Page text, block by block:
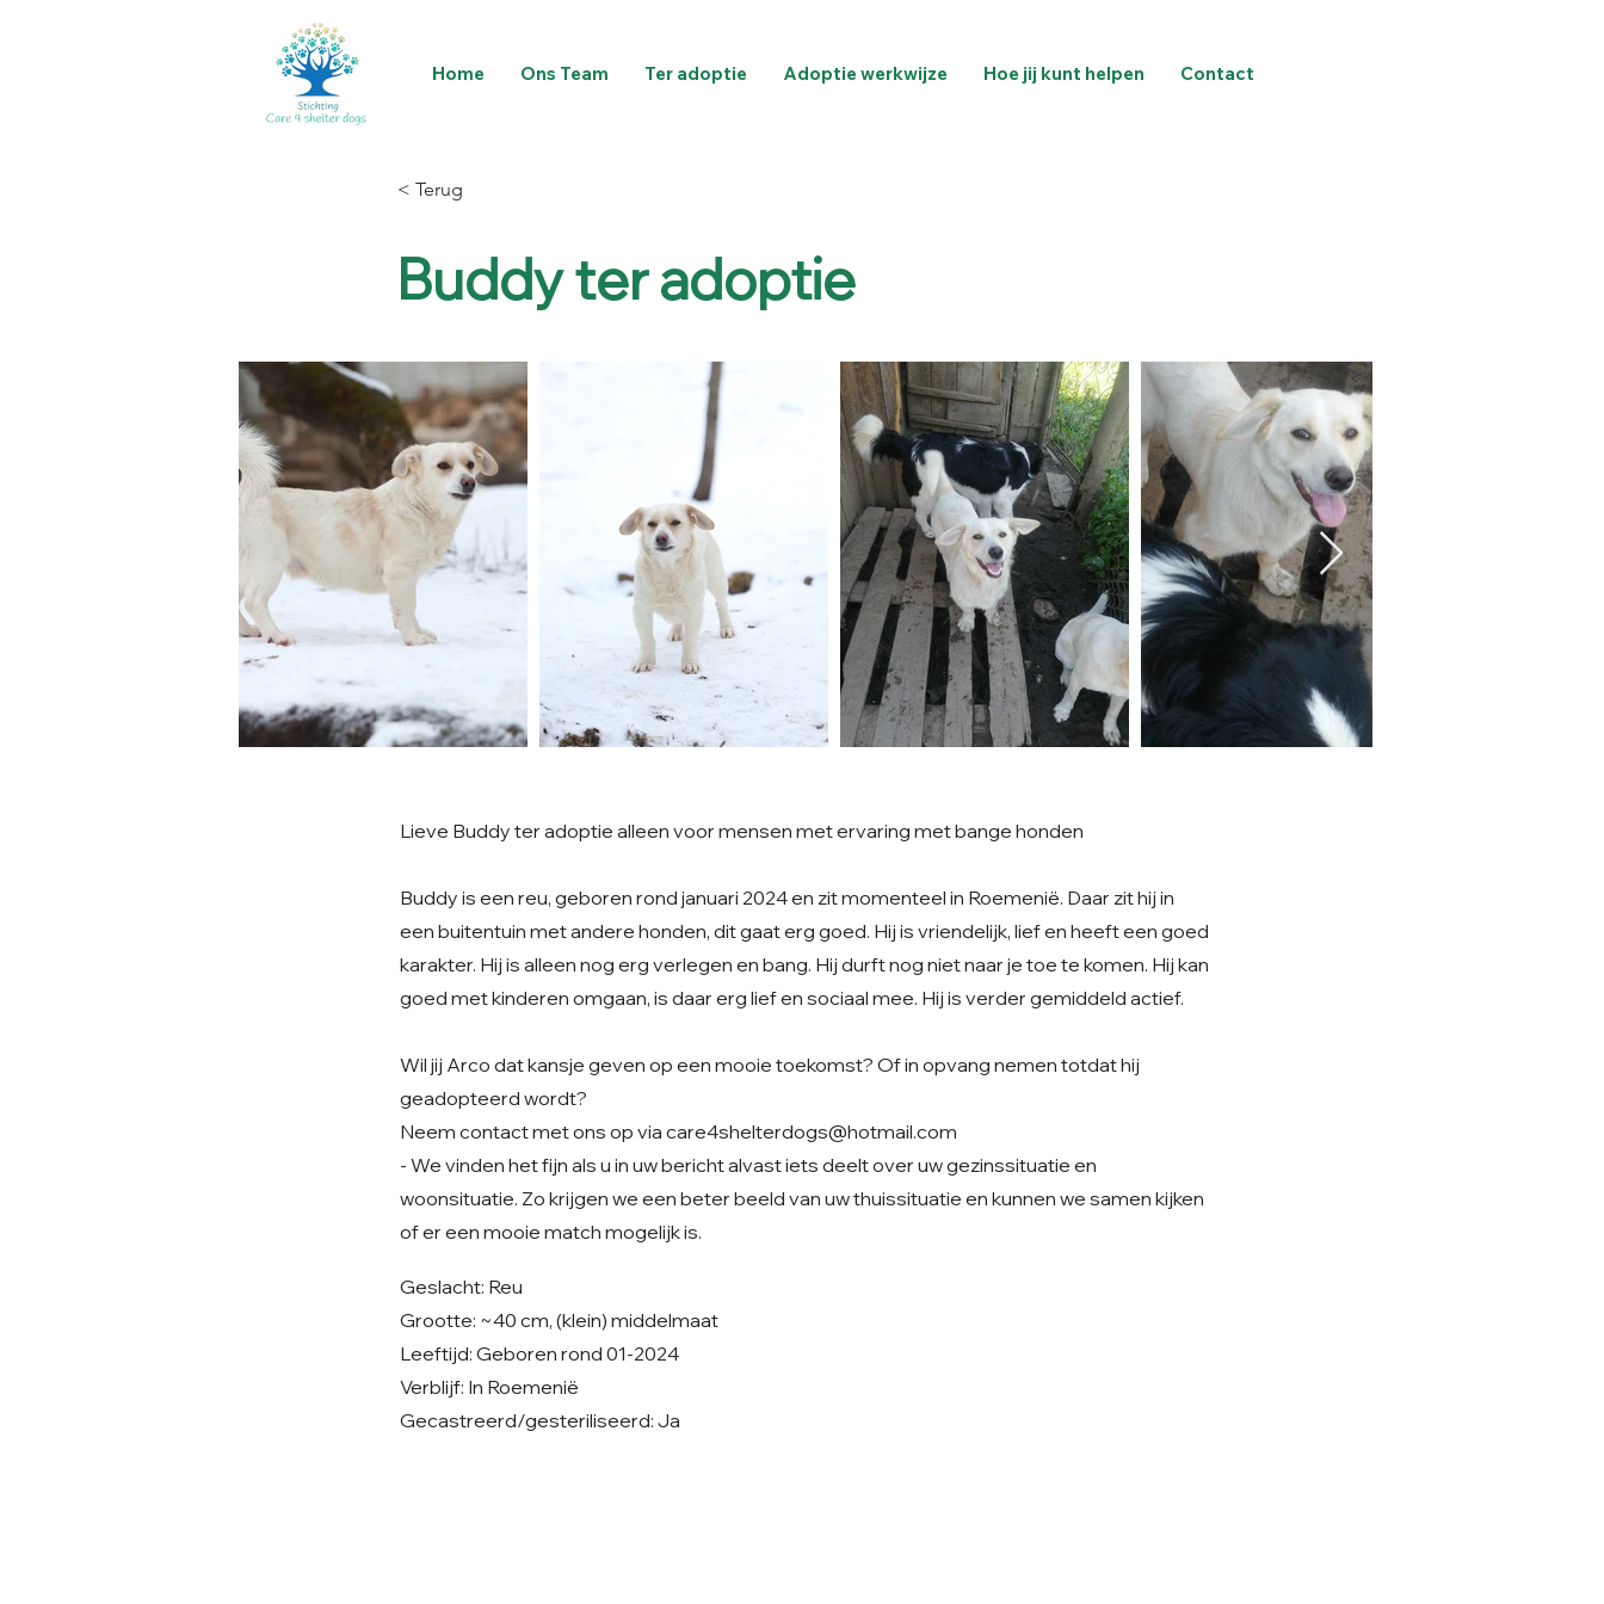
Home Ons Team Ter adoptie Adoptie werkwijze Hoe jij kunt helpen Contact
< Terug
Buddy ter adoptie
Lieve Buddy ter adoptie alleen voor mensen met ervaring met bange honden
Buddy is een reu, geboren rond januari 2024 en zit momenteel in Roemenië. Daar zit hij in
een buitentuin met andere honden, dit gaat erg goed. Hij is vriendelijk, lief en heeft een goed
karakter. Hij is alleen nog erg verlegen en bang. Hij durft nog niet naar je toe te komen. Hij kan
goed met kinderen omgaan, is daar erg lief en sociaal mee. Hij is verder gemiddeld actief.
Wil jij Arco dat kansje geven op een mooie toekomst? Of in opvang nemen totdat hij
geadopteerd wordt?
Neem contact met ons op via care4shelterdogs@hotmail.com
- We vinden het fijn als u in uw bericht alvast iets deelt over uw gezinssituatie en
woonsituatie. Zo krijgen we een beter beeld van uw thuissituatie en kunnen we samen kijken
of er een mooie match mogelijk is.
Geslacht: Reu
Grootte: ~40 cm, (klein) middelmaat
Leeftijd: Geboren rond 01-2024
Verblijf: In Roemenië
Gecastreerd/gesteriliseerd: Ja